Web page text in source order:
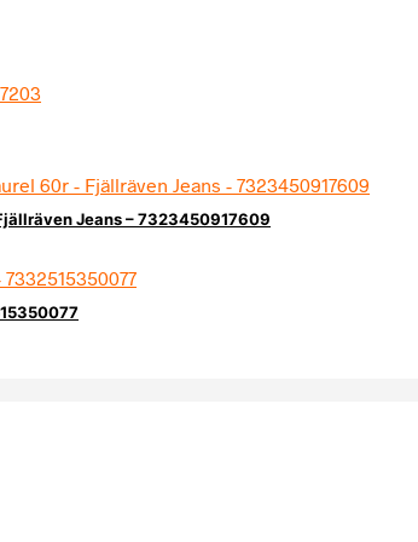
Jeans – 7323450917609